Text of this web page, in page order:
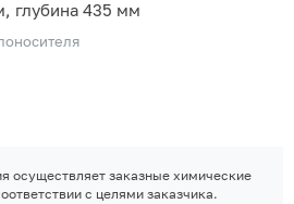
глубина 435 мм
осуществляет заказные химические
с целями заказчика.